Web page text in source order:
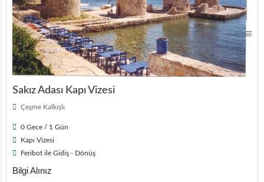
Sakız Adası Kapı Vizesi
Çeşme Kalkışlı
0 Gece / 1 Gün
Kapı Vizesi
Feribot ile Gidiş - Dönüş
Bilgi Alınız